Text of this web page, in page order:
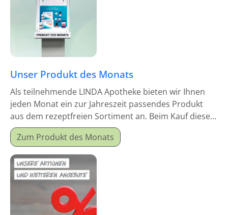
Unser Produkt des Monats
Als teilnehmende LINDA Apotheke bieten wir Ihnen
jeden Monat ein zur Jahreszeit passendes Produkt
aus dem rezeptfreien Sortiment an. Beim Kauf dieses
Monatsproduktes erhalten Sie einen Mitgabeartikel
gratis dazu.
Zum Produkt des Monats